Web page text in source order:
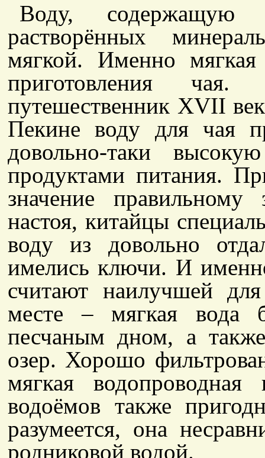
Воду, содержащую
растворённых
мягкой. Именно
приготовления
путешественник XVII
Пекине воду для чая
довольно-таки
продуктами питания.
значение
настоя, китайцы
воду из довольно
имелись ключи. И
считают наилучшей
месте – мягкая вода
песчаным дном, а
озер. Хорошо
мягкая
водоёмов также
разумеется, она
родниковой водой.